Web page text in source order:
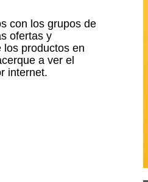
con los grupos de
ofertas y
productos en
a ver el
internet.